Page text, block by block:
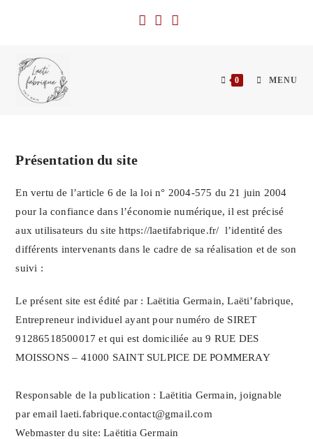
0 MENU
Présentation du site
En vertu de l’article 6 de la loi n° 2004-575 du 21 juin 2004
pour la confiance dans l’économie numérique, il est précisé
aux utilisateurs du site https://laetifabrique.fr/ l’identité des
différents intervenants dans le cadre de sa réalisation et de son
suivi :
Le présent site est édité par : Laëtitia Germain, Laëti’fabrique,
Entrepreneur individuel ayant pour numéro de SIRET
91286518500017 et qui est domiciliée au 9 RUE DES
MOISSONS – 41000 SAINT SULPICE DE POMMERAY
Responsable de la publication : Laëtitia Germain, joignable
par email laeti.fabrique.contact@gmail.com
Webmaster du site: Laëtitia Germain